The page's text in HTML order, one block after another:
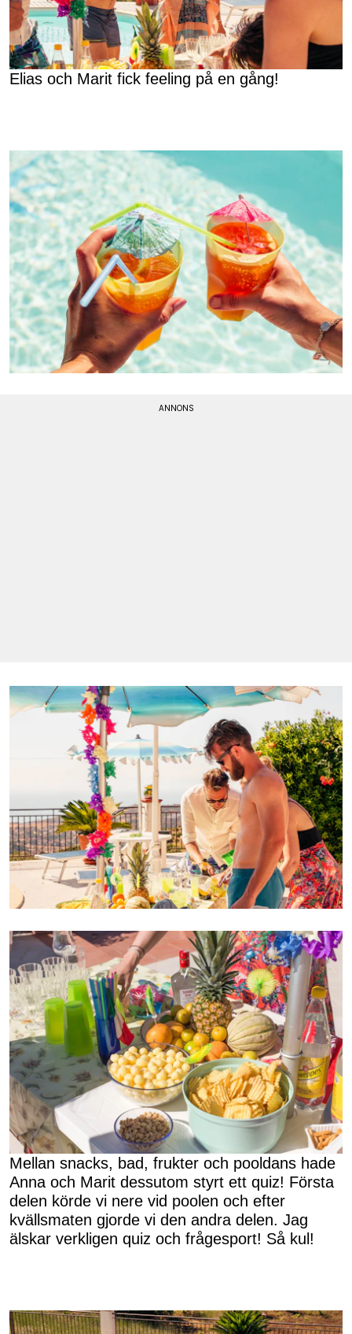
Elias och Marit fick feeling på en gång!
Mellan snacks, bad, frukter och pooldans hade
Anna och Marit dessutom styrt ett quiz! Första
delen körde vi nere vid poolen och efter
kvällsmaten gjorde vi den andra delen. Jag
älskar verkligen quiz och frågesport! Så kul!